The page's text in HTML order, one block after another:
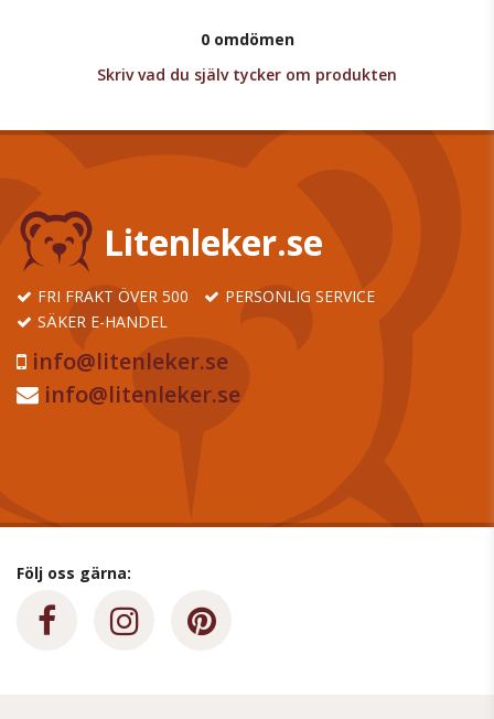
0 omdömen
Skriv vad du själv tycker om produkten
Litenleker.se
FRI FRAKT ÖVER 500
PERSONLIG SERVICE
SÄKER E-HANDEL
info@litenleker.se
info@litenleker.se
Följ oss gärna: